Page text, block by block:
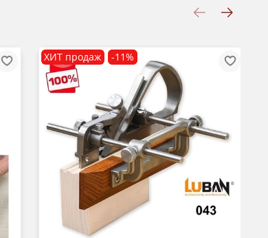
ХИТ продаж -11%